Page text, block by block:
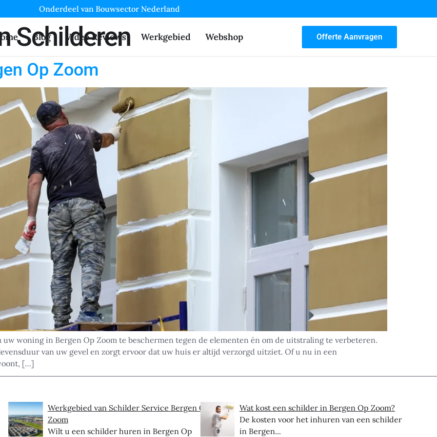
Onderdeel van Bouwsector Nederland
Blog Video Reviews Werkgebied Webshop Offerte Aanvragen
Schilderen
Op Zoom
woning in Bergen Op Zoom te beschermen tegen de elementen én om de uitstraling te verbeteren.
van uw gevel en zorgt ervoor dat uw huis er altijd verzorgd uitziet. Of u nu in een
[…]
Werkgebied van Schilder Service Bergen Op
Zoom
Wilt u een schilder huren in Bergen Op
Wat kost een schilder in Bergen Op Zoom?
De kosten voor het inhuren van een schilder
in Bergen...